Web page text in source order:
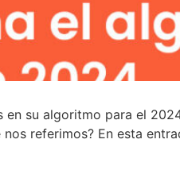
su algoritmo para el
referimos? En esta